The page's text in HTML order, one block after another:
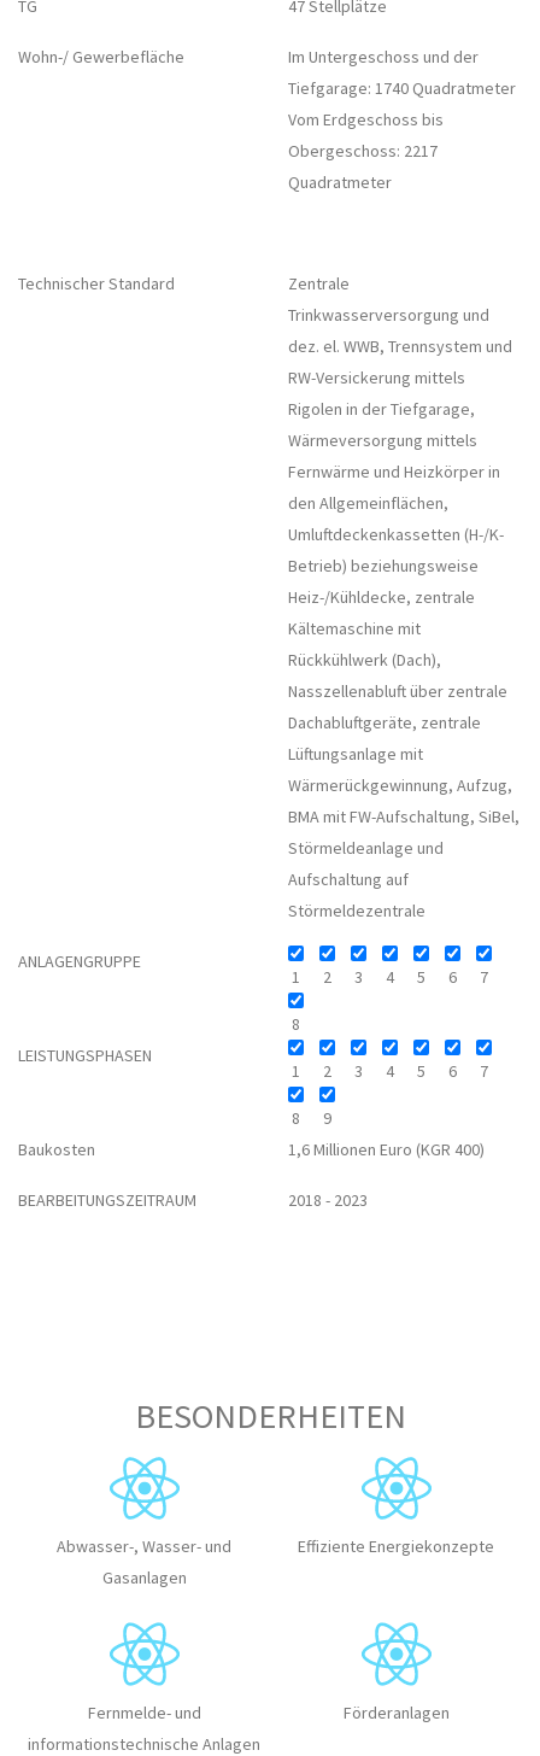
TG 47 Stellplätze
Wohn-/ Gewerbefläche
Im Untergeschoss und der
Tiefgarage: 1740 Quadratmeter
Vom Erdgeschoss bis
Obergeschoss: 2217
Quadratmeter
Technischer Standard
Zentrale
Trinkwasserversorgung und
dez. el. WWB, Trennsystem und
RW-Versickerung mittels
Rigolen in der Tiefgarage,
Wärmeversorgung mittels
Fernwärme und Heizkörper in
den Allgemeinflächen,
Umluftdeckenkassetten (H-/K-
Betrieb) beziehungsweise
Heiz-/Kühldecke, zentrale
Kältemaschine mit
Rückkühlwerk (Dach),
Nasszellenabluft über zentrale
Dachabluftgeräte, zentrale
Lüftungsanlage mit
Wärmerückgewinnung, Aufzug,
BMA mit FW-Aufschaltung, SiBel,
Störmeldeanlage und
Aufschaltung auf
Störmeldezentrale
ANLAGENGRUPPE
1 2 3 4 5 6 7
8
LEISTUNGSPHASEN
1 2 3 4 5 6 7
8
9
Baukosten
1,6 Millionen Euro (KGR 400)
BEARBEITUNGSZEITRAUM 2018 - 2023
BESONDERHEITEN
Abwasser-, Wasser- und
Gasanlagen
Effiziente Energiekonzepte
Fernmelde- und
informationstechnische Anlagen
Förderanlagen